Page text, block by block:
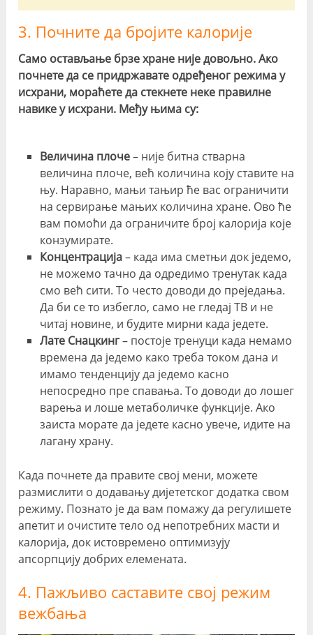
3. Почните да бројите калорије
Само остављање брзе хране није довољно. Ако
почнете да се придржавате одређеног режима у
исхрани, мораћете да стекнете неке правилне
навике у исхрани. Међу њима су:
Величина плоче– није битна стварна
величина плоче, већ количина коју ставите на
њу. Наравно, мањи тањир ће вас ограничити
на сервирање мањих количина хране. Ово ће
вам помоћи да ограничите број калорија које
конзумирате.
Концентрација– када има сметњи док једемо,
не можемо тачно да одредимо тренутак када
смо већ сити. То често доводи до преједања.
Да би се то избегло, само не гледај ТВ и не
читај новине, и будите мирни када једете.
Лате Снацкинг– постоје тренуци када немамо
времена да једемо како треба током дана и
имамо тенденцију да једемо касно
непосредно пре спавања. То доводи до лошег
варења и лоше метаболичке функције. Ако
заиста морате да једете касно увече, идите на
лагану храну.
Када почнете да правите свој мени, можете
размислити о додавању дијететског додатка свом
режиму. Познато је да вам помажу да регулишете
апетит и очистите тело од непотребних масти и
калорија, док истовремено оптимизују
апсорпцију добрих елемената.
4. Пажљиво саставите свој режим
вежбања